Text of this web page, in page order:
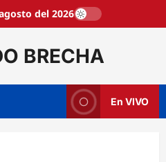
del 2026
BRECHA
En VIVO